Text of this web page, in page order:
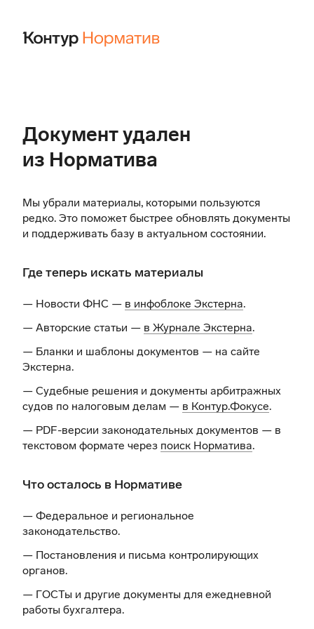
Документ удален
из Норматива
Мы убрали материалы, которыми пользуются
редко. Это поможет быстрее обновлять документы
и поддерживать базу в актуальном состоянии.
Где теперь искать материалы
— Новости ФНС — в инфоблоке Экстерна.
— Авторские статьи — в Журнале Экстерна.
— Бланки и шаблоны документов — на сайте
Экстерна.
— Судебные решения и документы арбитражных
судов по налоговым делам — в Контур.Фокусе.
— PDF-версии законодательных документов — в
текстовом формате через поиск Норматива.
Что осталось в Нормативе
— Федеральное и региональное
законодательство.
— Постановления и письма контролирующих
органов.
— ГОСТы и другие документы для ежедневной
работы бухгалтера.